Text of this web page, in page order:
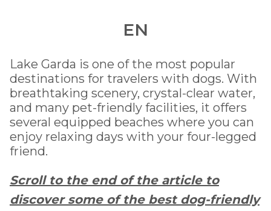
EN
Lake Garda is one of the most popular
destinations for travelers with dogs. With
breathtaking scenery, crystal-clear water,
and many pet-friendly facilities, it offers
several equipped beaches where you can
enjoy relaxing days with your four-legged
friend.
Scroll to the end of the article to
discover some of the best dog-friendly